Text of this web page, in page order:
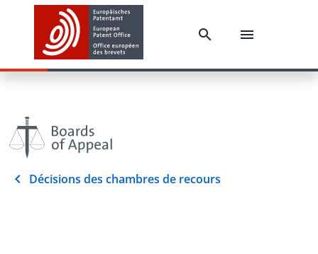
Décisions des chambres de recours